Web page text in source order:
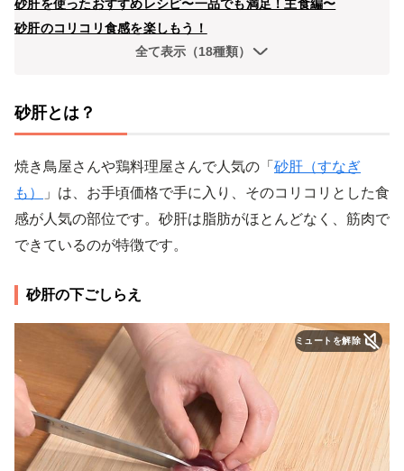
砂肝を使ったおすすめレシピ〜一品でも満足！主食編〜
砂肝のコリコリ食感を楽しもう！
全て表示（18種類）
砂肝とは？
焼き鳥屋さんや鶏料理屋さんで人気の「砂肝（すなぎ
も）
」は、お手頃価格で手に入り、そのコリコリとした食
感が人気の部位です。砂肝は脂肪がほとんどなく、筋肉で
できているのが特徴です。
砂肝の下ごしらえ
ミュートを解除